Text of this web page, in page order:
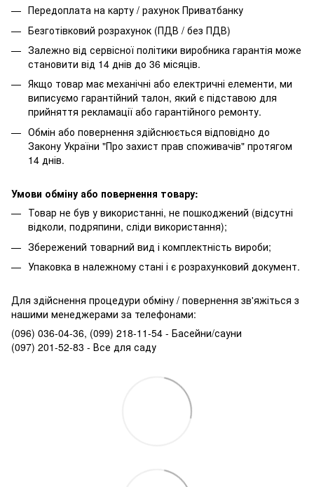
Передоплата на карту / рахунок Приватбанку
Безготівковий розрахунок (ПДВ / без ПДВ)
Залежно від сервісної політики виробника гарантія може
становити від 14 днів до 36 місяців.
Якщо товар має механічні або електричні елементи, ми
виписуємо гарантійний талон, який є підставою для
прийняття рекламації або гарантійного ремонту.
Обмін або повернення здійснюється відповідно до
Закону України "Про захист прав споживачів" протягом
14 днів.
Умови обміну або повернення товару:
Товар не був у використанні, не пошкоджений (відсутні
відколи, подряпини, сліди використання);
Збережений товарний вид і комплектність вироби;
Упаковка в належному стані і є розрахунковий документ.
Для здійснення процедури обміну / повернення зв'яжіться з
нашими менеджерами за телефонами:
(096) 036-04-36, (099) 218-11-54 - Басейни/сауни
(097) 201-52-83 - Все для саду